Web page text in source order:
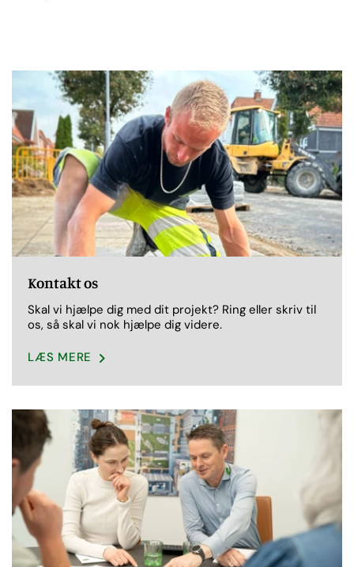
Kontakt os
Skal vi hjælpe dig med dit projekt? Ring eller skriv til
os, så skal vi nok hjælpe dig videre.
LÆS MERE